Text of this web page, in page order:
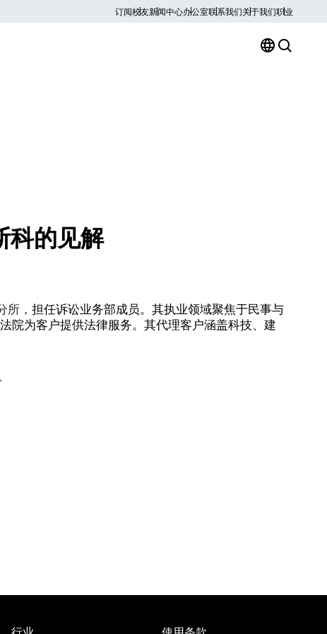
订阅校友新闻中心办公室联系我们关于我们职业
科的见解
所， 担任诉讼业务部成员。其执业领域聚焦于民事与
院为客户提供法律服务。其代理客户涵盖科技、建